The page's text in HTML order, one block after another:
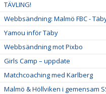
TÄVLING!
Webbsändning: Malmö FBC -
Yamou inför Täby
Webbsändning mot Pixbo
Girls Camp – uppdate
Matchcoaching med Karlberg
Malmö & Höllviken i gemensam